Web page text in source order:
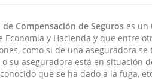
de Compensación de Seguros es un
Economía y Hacienda y que entre
como si de una aseguradora
su aseguradora está en situación
que se ha dado a la fuga,